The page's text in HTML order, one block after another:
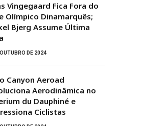
Vingegaard Fica Fora do
Olímpico Dinamarquês;
Bjerg Assume Última
DE 2024
Canyon Aeroad
Aerodinâmica no
du Dauphiné e
Ciclistas